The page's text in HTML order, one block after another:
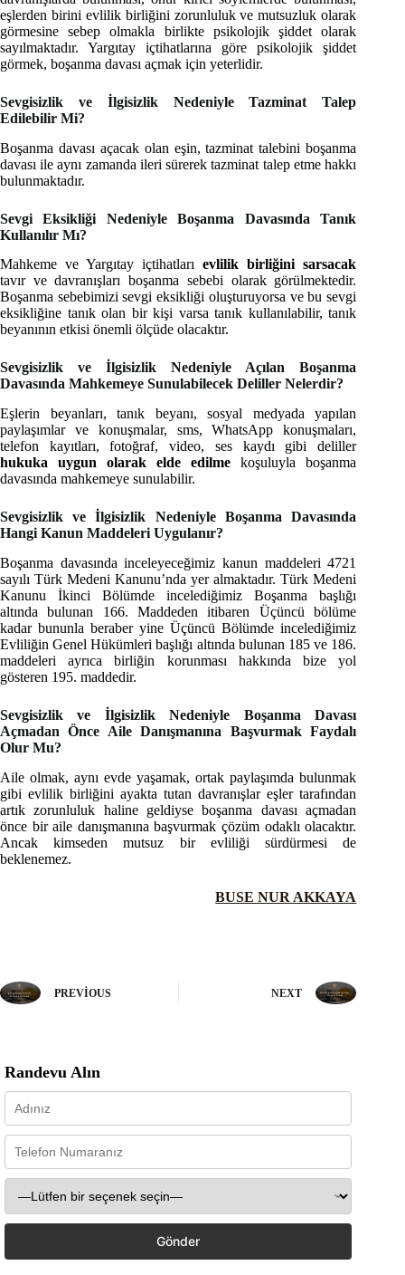
eşlerden birini evlilik birliğini zorunluluk ve mutsuzluk olarak
görmesine sebep olmakla birlikte psikolojik şiddet olarak
sayılmaktadır. Yargıtay içtihatlarına göre psikolojik şiddet
görmek, boşanma davası açmak için yeterlidir.
Sevgisizlik ve İlgisizlik Nedeniyle Tazminat Talep
Edilebilir Mi?
Boşanma davası açacak olan eşin, tazminat talebini boşanma
davası ile aynı zamanda ileri sürerek tazminat talep etme hakkı
bulunmaktadır.
Sevgi Eksikliği Nedeniyle Boşanma Davasında Tanık
Kullanılır Mı?
Mahkeme ve Yargıtay içtihatlarıevlilik birliğini sarsacak
tavır ve davranışları boşanma sebebi olarak görülmektedir.
Boşanma sebebimizi sevgi eksikliği oluşturuyorsa ve bu sevgi
eksikliğine tanık olan bir kişi varsa tanık kullanılabilir, tanık
beyanının etkisi önemli ölçüde olacaktır.
Sevgisizlik ve İlgisizlik Nedeniyle Açılan Boşanma
Davasında Mahkemeye Sunulabilecek Deliller Nelerdir?
Eşlerin beyanları, tanık beyanı, sosyal medyada yapılan
paylaşımlar ve konuşmalar, sms, WhatsApp konuşmaları,
telefon kayıtları, fotoğraf, video, ses kaydı gibi deliller
hukuka uygun olarak elde edilmekoşuluyla boşanma
davasında mahkemeye sunulabilir.
Sevgisizlik ve İlgisizlik Nedeniyle Boşanma Davasında
Hangi Kanun Maddeleri Uygulanır?
Boşanma davasında inceleyeceğimiz kanun maddeleri 4721
sayılı Türk Medeni Kanunu’nda yer almaktadır. Türk Medeni
Kanunu İkinci Bölümde incelediğimiz Boşanma başlığı
altında bulunan 166. Maddeden itibaren Üçüncü bölüme
kadar bununla beraber yine Üçüncü Bölümde incelediğimiz
Evliliğin Genel Hükümleri başlığı altında bulunan 185 ve 186.
maddeleri ayrıca birliğin korunması hakkında bize yol
gösteren 195. maddedir.
Sevgisizlik ve İlgisizlik Nedeniyle Boşanma Davası
Açmadan Önce Aile Danışmanına Başvurmak Faydalı
Olur Mu?
Aile olmak, aynı evde yaşamak, ortak paylaşımda bulunmak
gibi evlilik birliğini ayakta tutan davranışlar eşler tarafından
artık zorunluluk haline geldiyse boşanma davası açmadan
önce bir aile danışmanına başvurmak çözüm odaklı olacaktır.
Ancak kimseden mutsuz bir evliliği sürdürmesi de
beklenemez.
BUSE NUR AKKAYA
PREVIOUS NEXT
Randevu Alın